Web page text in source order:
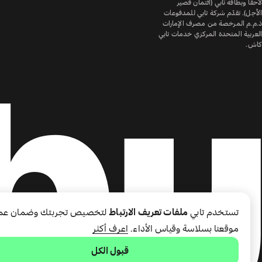
لاحقًا وبطاقة تابي (ائتمان قصير
الأجل). تقدّم شركة تابي للمدفوعات
ذ.م.م المرخصة من مصرف الإمارات
العربية المتحدة المركزي خدمات تابي
كاش.
تستخدم تابي ملفات تعريف الارتباطلتخصيص تجربتك وضمان
موقعنا بسلاسة وقياس الأداء. اعرف أكثر
قبول الكل